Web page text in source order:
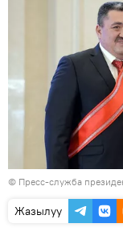
© Пресс-служба
Жазылуу